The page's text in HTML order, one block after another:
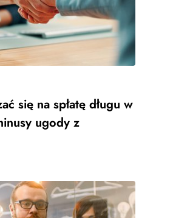
się na spłatę długu w
ugody z